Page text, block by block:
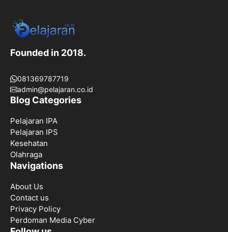
Founded in 2018.
081369787719
admin@pelajaran.co.id
Blog Categories
Pelajaran IPA
Pelajaran IPS
Kesehatan
Olahraga
Navigations
About Us
Contact us
Privacy Policy
Perdoman Media Cyber